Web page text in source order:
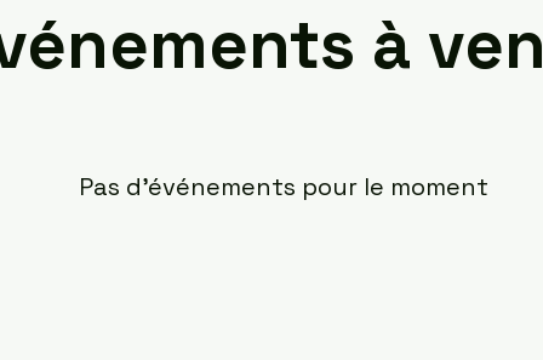
à
Pas d'événements pour le moment